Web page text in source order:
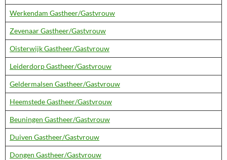
Werkendam Gastheer/Gastvrouw
Zevenaar Gastheer/Gastvrouw
Oisterwijk Gastheer/Gastvrouw
Leiderdorp Gastheer/Gastvrouw
Geldermalsen Gastheer/Gastvrouw
Heemstede Gastheer/Gastvrouw
Beuningen Gastheer/Gastvrouw
Duiven Gastheer/Gastvrouw
Dongen Gastheer/Gastvrouw